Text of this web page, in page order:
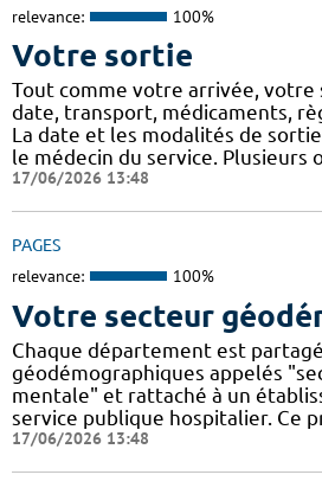
relevance: 100%
Votre sortie
Tout comme votre arrivée, votre
date, transport, médicaments,
La date et les modalités de
le médecin du service. Plusieurs
17/06/2026 13:48
PAGES
relevance: 100%
Votre secteur
Chaque département est
géodémographiques appelés
mentale" et rattaché à un
service publique hospitalier. Ce
17/06/2026 13:48